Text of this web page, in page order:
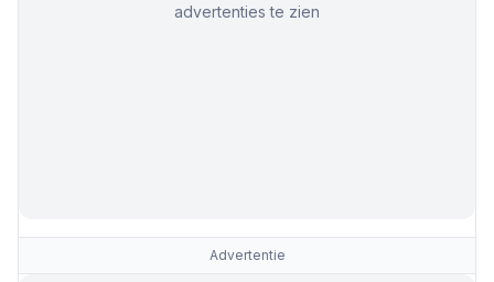
advertenties te zien
Advertentie